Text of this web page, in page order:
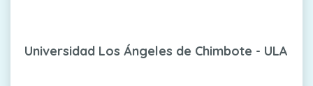
Universidad Los Ángeles de Chimbote - ULA